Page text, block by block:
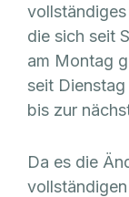
die sich seit
am Montag
seit
bis zur
Da es die